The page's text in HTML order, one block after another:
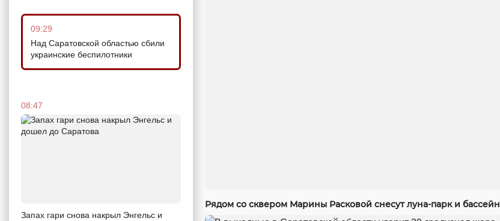
09:29
Над Саратовской областью сбили
украинские беспилотники
08:47
Запах гари снова накрыл Энгельс и
Рядом со сквером Марины Расковой снесут луна-парк и бассейн